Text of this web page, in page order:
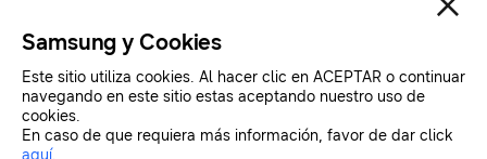
Legales
SAMSUNG.COM
Copyright© SAMSUNG All Rights Reserved.
Samsung y Cookies
Este sitio utiliza cookies. Al hacer clic en ACEPTAR o continuar
navegando en este sitio estas aceptando nuestro uso de
cookies.
En caso de que requiera más información, favor de dar click
aquí.